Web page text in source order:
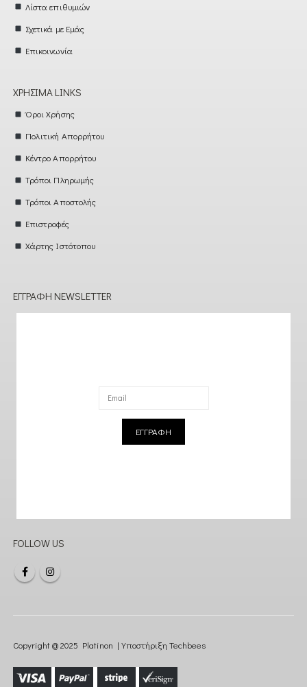
Λίστα επιθυμιών
Σχετικά με Εμάς
Επικοινωνία
ΧΡΉΣΙΜΑ LINKS
Όροι Χρήσης
Πολιτική Απορρήτου
Κέντρο Απορρήτου
Τρόποι Πληρωμής
Τρόποι Αποστολής
Επιστροφές
Χάρτης Ιστότοπου
ΕΓΓΡΑΦΉ NEWSLETTER
ΕΓΓΡΑΦΗ
FOLLOW US
Copyright @ 2025 Platinon | Υποστήριξη Techbees